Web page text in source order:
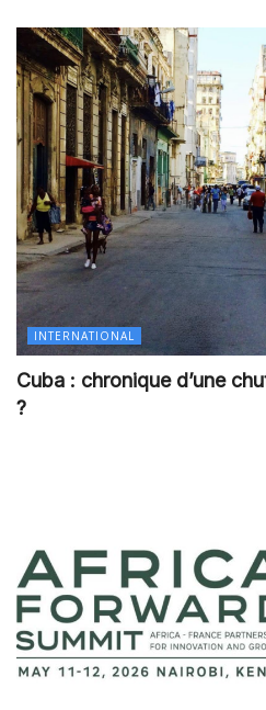
INTERNATIONAL
Cuba : chronique d’une
?